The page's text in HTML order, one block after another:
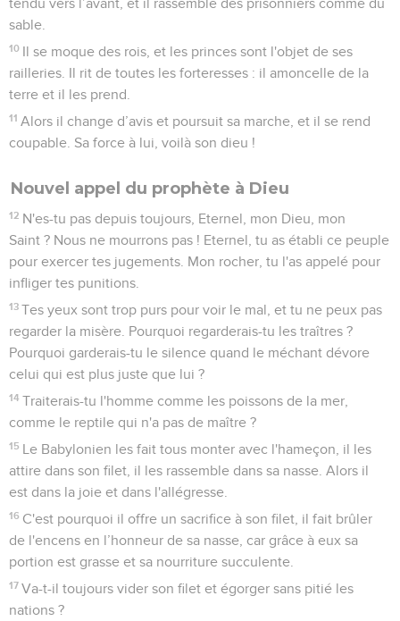
tendu vers l’avant, et il rassemble des prisonniers comme du
sable.
10 Il se moque des rois, et les princes sont l'objet de ses
railleries. Il rit de toutes les forteresses : il amoncelle de la
terre et il les prend.
11 Alors il change d’avis et poursuit sa marche, et il se rend
coupable. Sa force à lui, voilà son dieu !
Nouvel appel du prophète à Dieu
12 N'es-tu pas depuis toujours, Eternel, mon Dieu, mon
Saint ? Nous ne mourrons pas ! Eternel, tu as établi ce peuple
pour exercer tes jugements. Mon rocher, tu l'as appelé pour
infliger tes punitions.
13 Tes yeux sont trop purs pour voir le mal, et tu ne peux pas
regarder la misère. Pourquoi regarderais-tu les traîtres ?
Pourquoi garderais-tu le silence quand le méchant dévore
celui qui est plus juste que lui ?
14 Traiterais-tu l'homme comme les poissons de la mer,
comme le reptile qui n'a pas de maître ?
15 Le Babylonien les fait tous monter avec l'hameçon, il les
attire dans son filet, il les rassemble dans sa nasse. Alors il
est dans la joie et dans l'allégresse.
16 C'est pourquoi il offre un sacrifice à son filet, il fait brûler
de l'encens en l’honneur de sa nasse, car grâce à eux sa
portion est grasse et sa nourriture succulente.
17 Va-t-il toujours vider son filet et égorger sans pitié les
nations ?